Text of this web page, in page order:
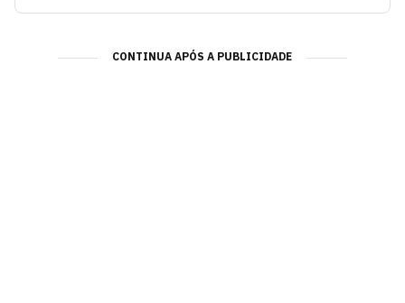
CONTINUA APÓS A PUBLICIDADE